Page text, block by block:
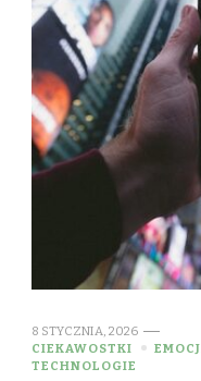
8 STYCZNIA, 2026
CIEKAWOSTKI
TECHNOLOGIE